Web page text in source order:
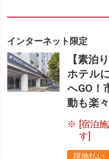
インターネット限定
【素泊
ホテル
へGO！
動も楽
[宿泊
す]
現地払い